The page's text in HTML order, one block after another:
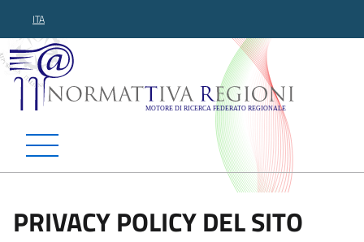
ITA
Normattiva Regioni -
PRIVACY POLICY DEL SITO